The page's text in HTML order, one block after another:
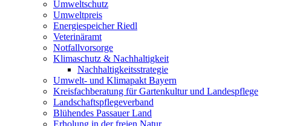
Umweltschutz
Umweltpreis
Energiespeicher Riedl
Veterinäramt
Notfallvorsorge
Klimaschutz & Nachhaltigkeit
Nachhaltigkeitsstrategie
Umwelt- und Klimapakt Bayern
Kreisfachberatung für Gartenkultur und Landespflege
Landschaftspflegeverband
Blühendes Passauer Land
Erholung in der freien Natur